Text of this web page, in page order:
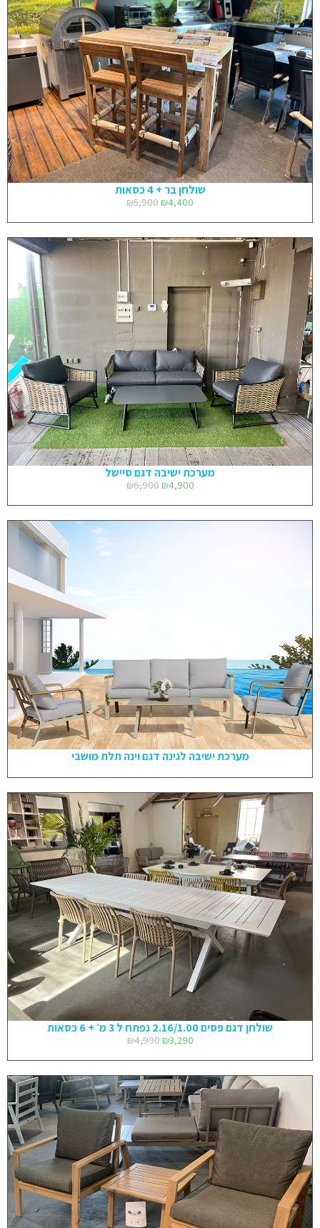
שולחן בר + 4 כסאות
₪5,900 ₪4,400
מערכת ישיבה דגם סיישל
₪6,900 ₪4,900
מערכת ישיבה לגינה דגם וינה תלת מושבי
שולחן דגם פסים 2.16/1.00 נפתח ל 3 מ׳ + 6 כסאות
₪4,990 ₪3,290